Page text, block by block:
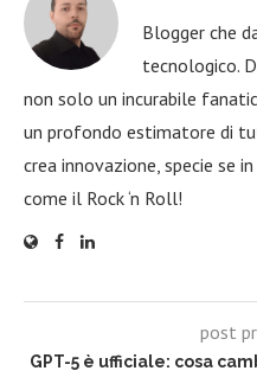
Blogger che
tecnologico.
non solo un incurabile
un profondo estimatore di
crea innovazione, specie se
come il Rock ‘n Roll!
post
GPT-5 è ufficiale: cosa